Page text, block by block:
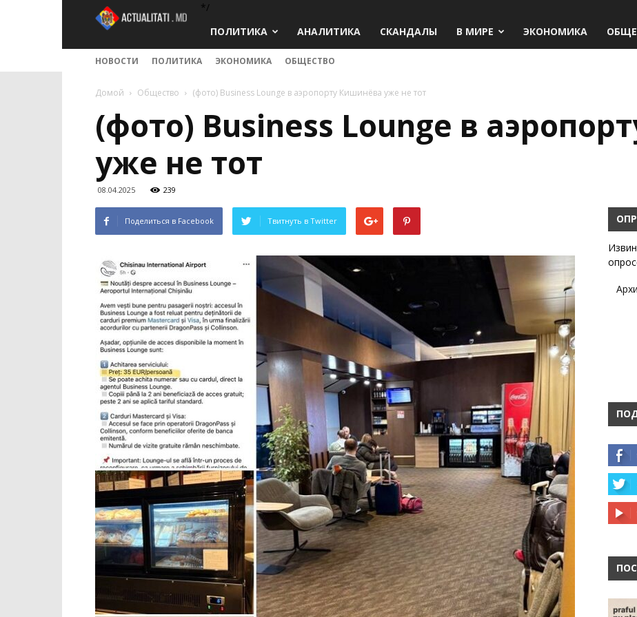
*/
ПОЛИТИКА
АНАЛИТИКА СКАНДАЛЫ В МИРЕ ЭКОНОМИКА
НОВОСТИ ПОЛИТИКА ЭКОНОМИКА ОБЩЕСТВО
Домой Общество (фото) Business Lounge в аэропорту Кишинёва уже не тот
(фото) Business Lounge в
уже не тот
08.04.2025 239
Поделиться в Facebook Твитнуть в Twitter